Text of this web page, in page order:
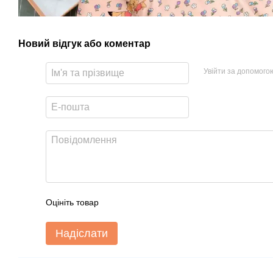
Новий відгук або коментар
Увійти за
Оцініть товар
Надіслати